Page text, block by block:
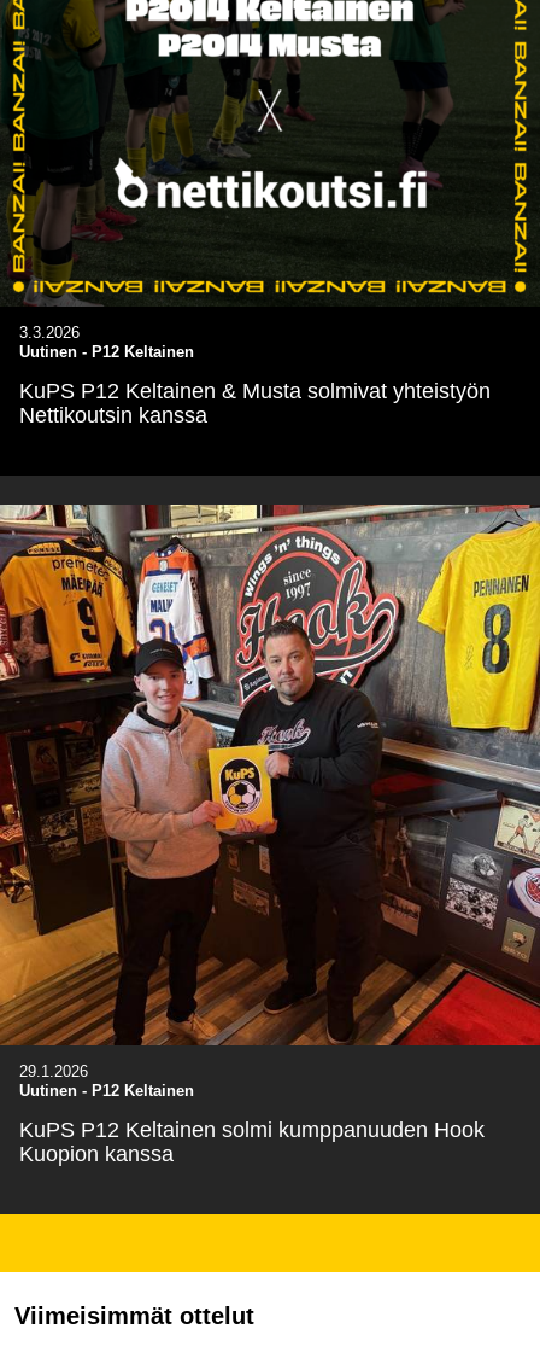
3.3.2026
Uutinen - P12 Keltainen
KuPS P12 Keltainen & Musta solmivat yhteistyön
Nettikoutsin kanssa
29.1.2026
Uutinen - P12 Keltainen
KuPS P12 Keltainen solmi kumppanuuden Hook
Kuopion kanssa
Viimeisimmät ottelut